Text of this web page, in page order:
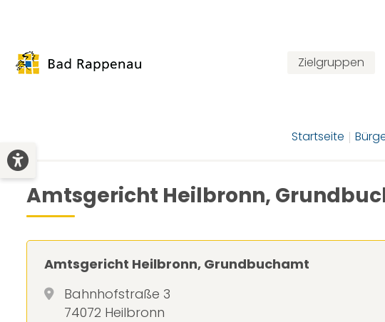
Zielgruppen
Startseite
Amtsgericht Heilbronn,
Amtsgericht Heilbronn, Grundbuchamt
Bahnhofstraße 3
74072 Heilbronn